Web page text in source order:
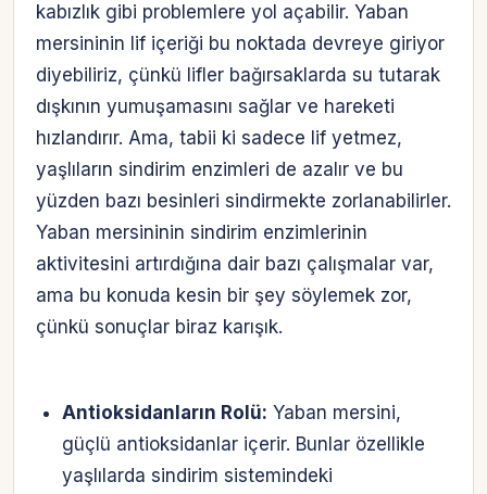
kabızlık gibi problemlere yol açabilir. Yaban
mersininin lif içeriği bu noktada devreye giriyor
diyebiliriz, çünkü lifler bağırsaklarda su tutarak
dışkının yumuşamasını sağlar ve hareketi
hızlandırır. Ama, tabii ki sadece lif yetmez,
yaşlıların sindirim enzimleri de azalır ve bu
yüzden bazı besinleri sindirmekte zorlanabilirler.
Yaban mersininin sindirim enzimlerinin
aktivitesini artırdığına dair bazı çalışmalar var,
ama bu konuda kesin bir şey söylemek zor,
çünkü sonuçlar biraz karışık.
Antioksidanların Rolü: Yaban mersini,
güçlü antioksidanlar içerir. Bunlar özellikle
yaşlılarda sindirim sistemindeki